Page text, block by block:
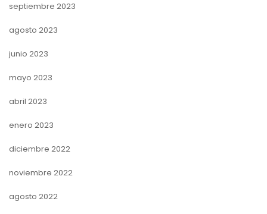
septiembre 2023
agosto 2023
junio 2023
mayo 2023
abril 2023
enero 2023
diciembre 2022
noviembre 2022
agosto 2022